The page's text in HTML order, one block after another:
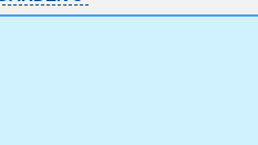
PATTAYA 4*